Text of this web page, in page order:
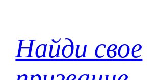
содержимому
Найди свое